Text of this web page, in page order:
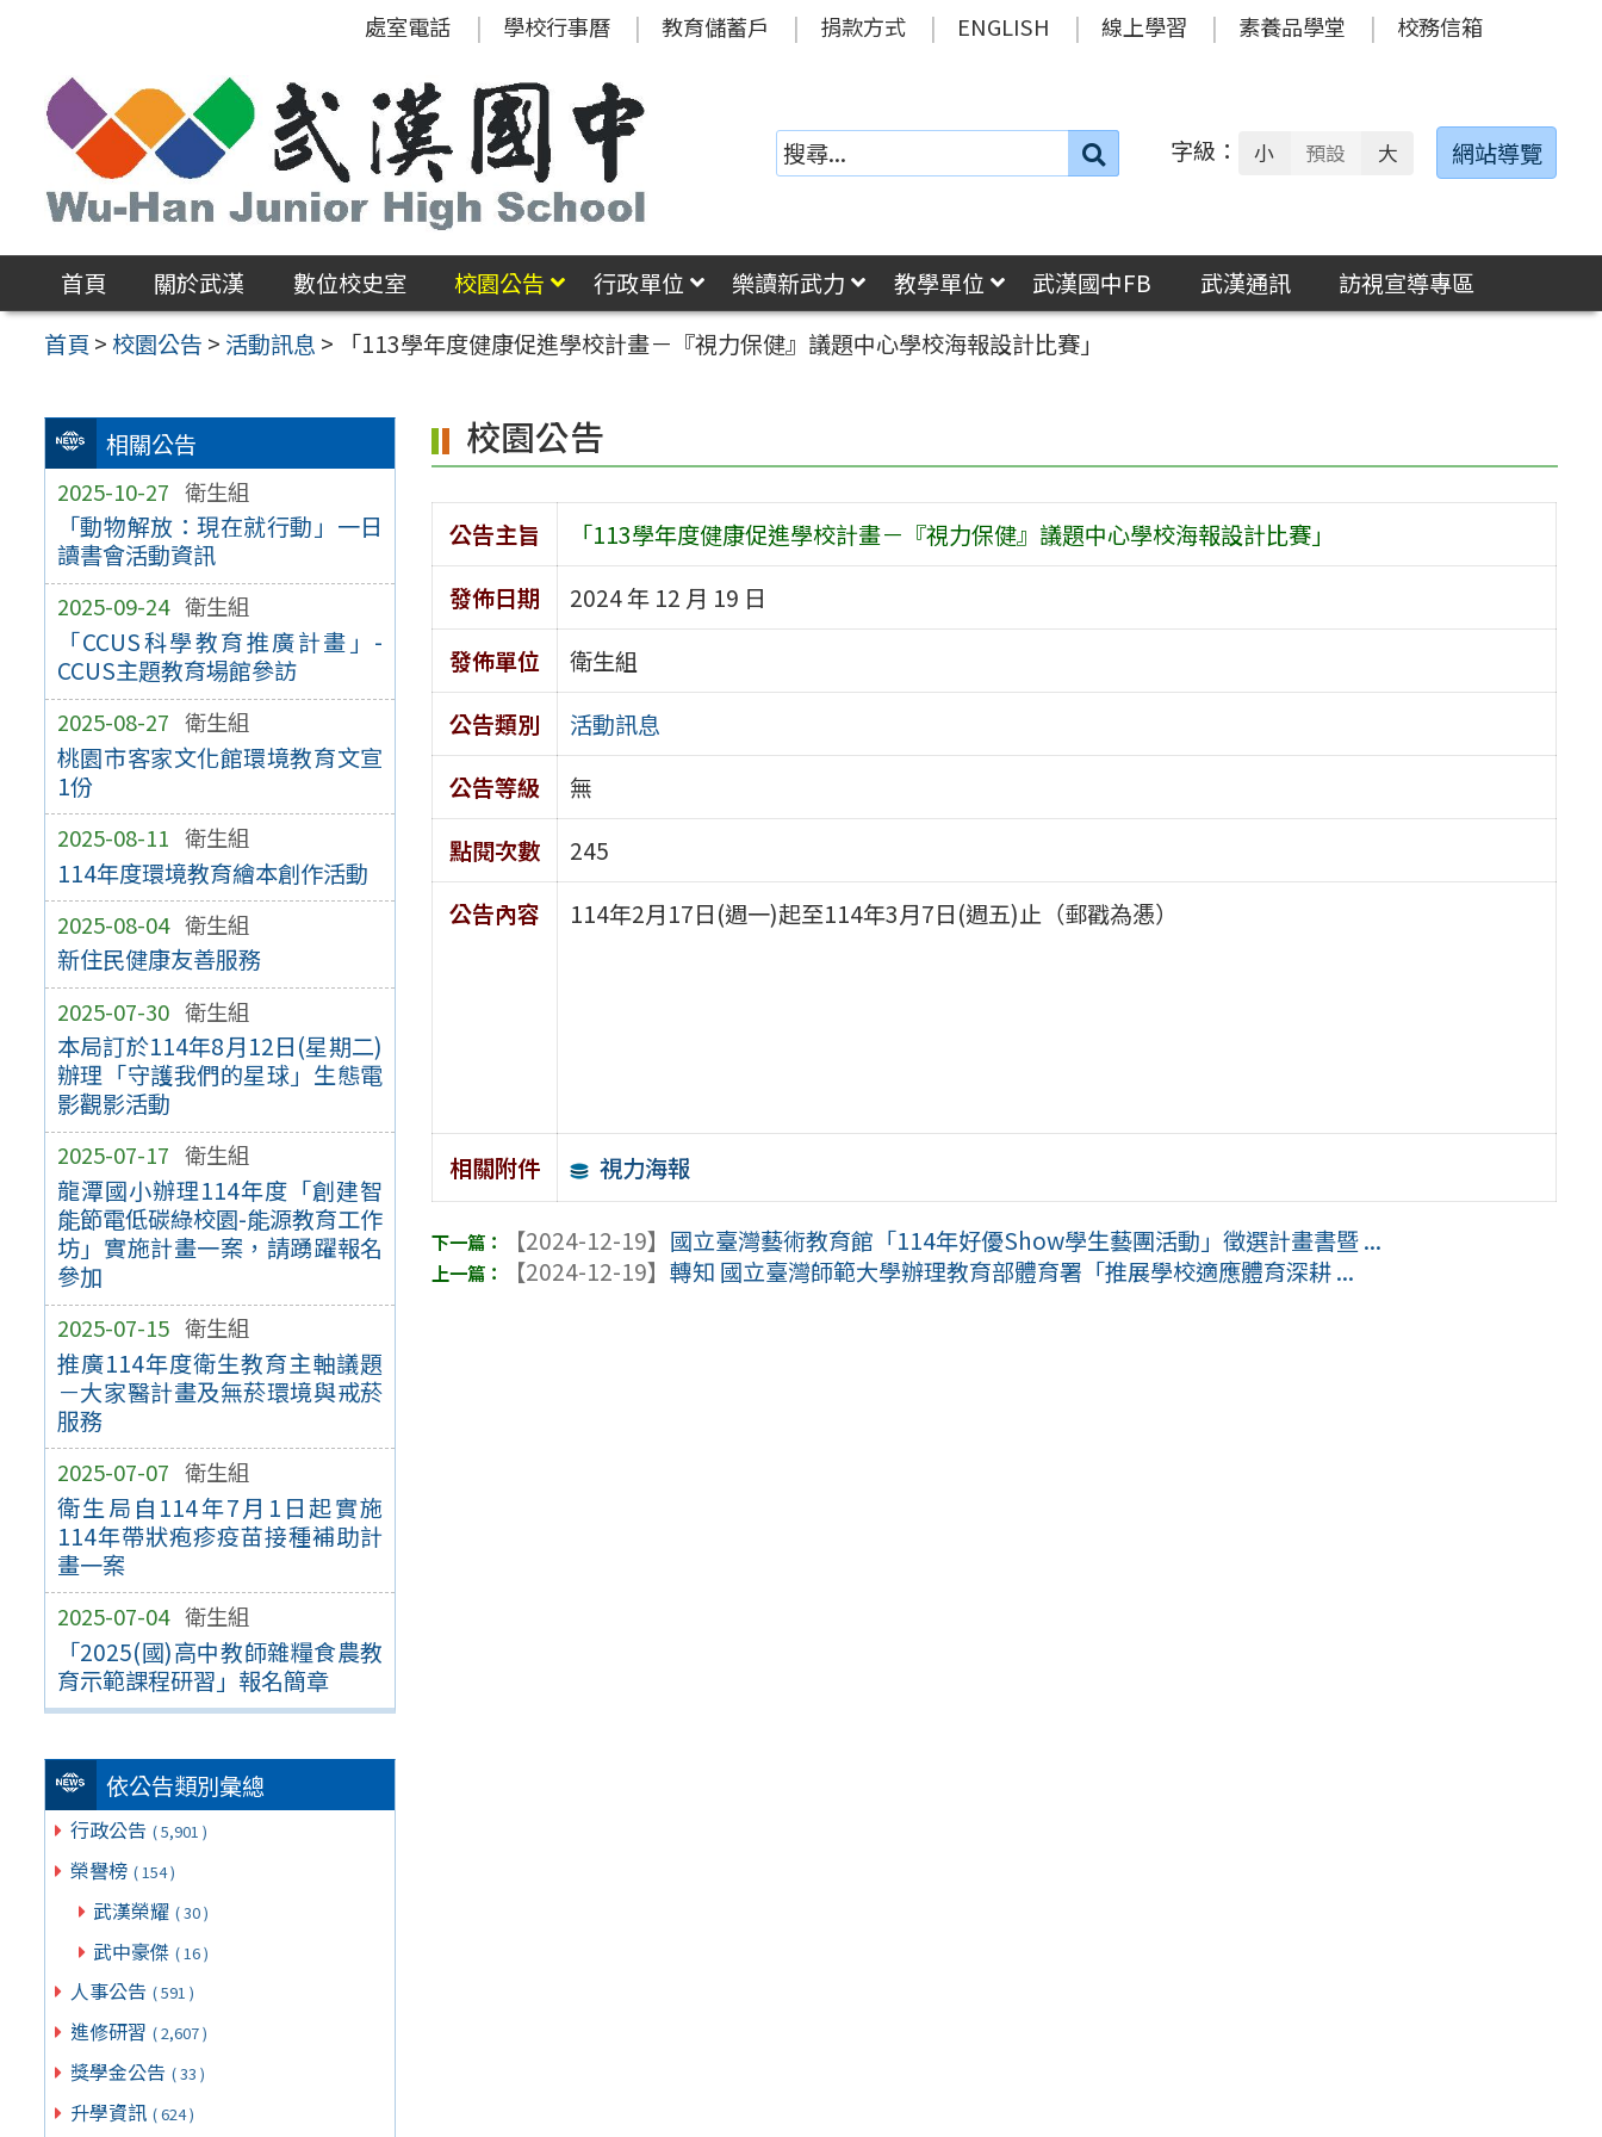
區
處室電話 學校行事曆 教育儲蓄戶 捐款方式 ENGLISH 線上學習 素養品學堂 校務信箱
搜
字級： 小 預設 大 網站導覽
首頁 關於武漢 數位校史室 校園公告 行政單位 樂讀新武力 教學單位 武漢國中FB 武漢通訊
訪視宣導專區
首頁 >校園公告 > 活動訊息 > 「113學年度健康促進學校計畫－『視力保健』議題中心學校海報設計比賽」
相關公告
2025-10-27 衛生組
「動物解放：現在就行動」一日
讀書會活動資訊
2025-09-24 衛生組
「CCUS科學教育推廣計畫」-
CCUS主題教育場館參訪
2025-08-27 衛生組
桃園市客家文化館環境教育文宣
1份
2025-08-11 衛生組
114年度環境教育繪本創作活動
2025-08-04 衛生組
新住民健康友善服務
2025-07-30 衛生組
本局訂於114年8月12日(星期二)
辦理「守護我們的星球」生態電
影觀影活動
2025-07-17 衛生組
龍潭國小辦理114年度「創建智
能節電低碳綠校園-能源教育工作
坊」實施計畫一案，請踴躍報名
參加
2025-07-15 衛生組
推廣114年度衛生教育主軸議題
－大家醫計畫及無菸環境與戒菸
服務
2025-07-07 衛生組
衛生局自114年7月1日起實施
114年帶狀疱疹疫苗接種補助計
畫一案
2025-07-04 衛生組
「2025(國)高中教師雜糧食農教
育示範課程研習」報名簡章
依公告類別彙總
行政公告 ( 5,901 )
榮譽榜 ( 154 )
武漢榮耀 ( 30 )
武中豪傑 ( 16 )
人事公告 ( 591 )
進修研習 ( 2,607 )
獎學金公告 ( 33 )
升學資訊 ( 624 )
校園公告
公告主旨
「113學年度健康促進學校計畫－『視力保健』議題中心學校海報設計比賽」
發佈日期
2024 年 12 月 19 日
發佈單位
衛生組
公告類別
活動訊息
公告等級
無
點閱次數
245
公告內容
114年2月17日(週一)起至114年3月7日(週五)止（郵戳為慿）
相關附件 視力海報
【2024-12-19】 國立臺灣藝術教育館「114年好優Show學生藝團活動」徵選計畫書暨 ...
【2024-12-19】轉知 國立臺灣師範大學辦理教育部體育署「推展學校適應體育深耕 ...